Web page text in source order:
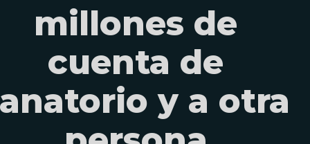
millones de
cuenta de
y a otra